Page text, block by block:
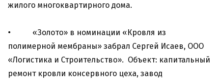
жилого многоквартирного дома.
• «Золото» в номинации «Кровля из
полимерной мембраны» забрал Сергей Исаев, ООО
«Логистика и Строительство». Объект: капитальный
ремонт кровли консервного цеха, завод